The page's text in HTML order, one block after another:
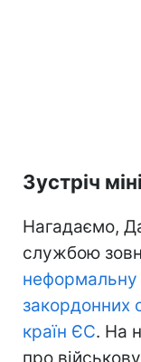
Зустріч
Нагадаємо,
службою
неформальну
закордонних
країн ЄС. На
про